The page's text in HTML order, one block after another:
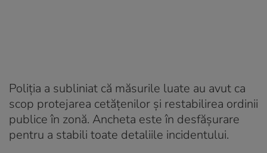
Poliția a subliniat că măsurile luate au avut ca
scop protejarea cetățenilor și restabilirea ordinii
publice în zonă. Ancheta este în desfășurare
pentru a stabili toate detaliile incidentului.